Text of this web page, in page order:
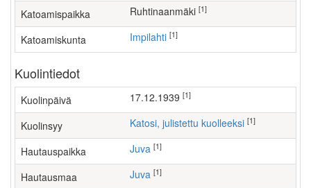
Katoamispaikka Ruhtinaanmäki [1]
Katoamiskunta Impilahti [1]
Kuolintiedot
Kuolinpäivä 17.12.1939 [1]
Kuolinsyy Katosi, julistettu kuolleeksi [1]
Hautauspaikka Juva [1]
Hautausmaa Juva [1]